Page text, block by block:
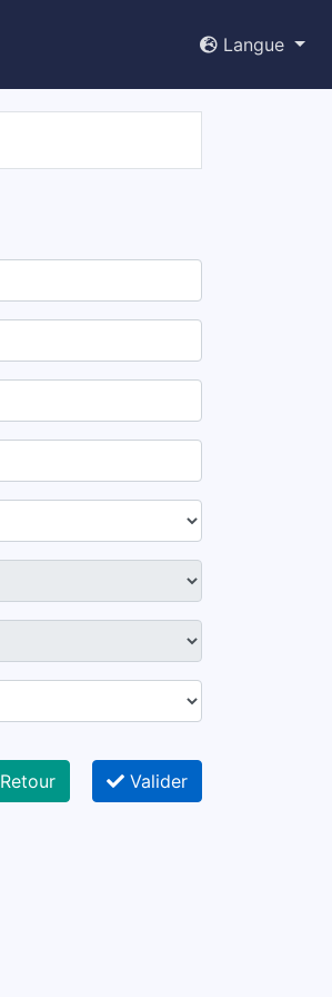
Langue
Retour Valider